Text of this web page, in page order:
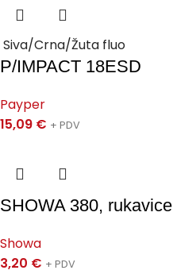
Siva/Crna/Žuta fluo
P/IMPACT 18ESD
Payper
15,09 € + PDV
SHOWA 380, rukavice
Showa
3,20 € + PDV